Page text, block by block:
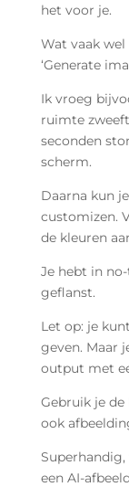
het voor je.
Wat vaak
‘Generate
Ik vroeg
ruimte
seconden
scherm.
Daarna kun
customizen.
de kleuren
Je hebt in
geflanst.
Let op: je
geven. Maar
output met
Gebruik je
ook
een AI-